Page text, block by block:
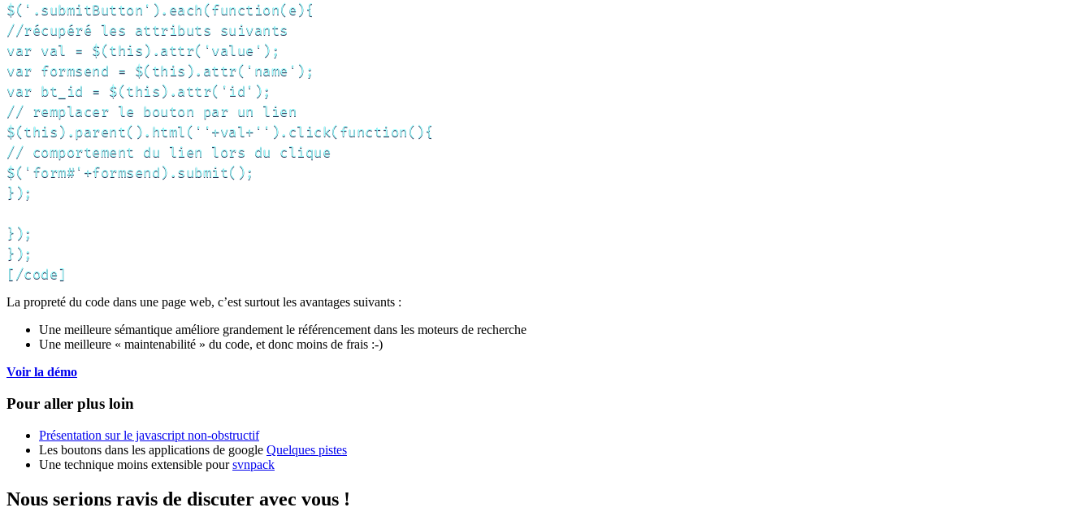
$('.submitButton').each(function(e){
//récupéré les attributs suivants
var val = $(this).attr('value');
var formsend = $(this).attr('name');
var bt_id = $(this).attr('id');
// remplacer le bouton par un lien
$(this).parent().html(''+val+'').click(function(){
// comportement du lien lors du clique
$('form#'+formsend).submit();
});
});
});
[/code]
La propreté du code dans une page web, c’est surtout les avantages suivants :
Une meilleure sémantique améliore grandement le référencement dans les moteurs de recherche
Une meilleure « maintenabilité » du code, et donc moins de frais :-)
Voir la démo
Pour aller plus loin
Présentation sur le javascript non-obstructif
Les boutons dans les applications de google Quelques pistes
Une technique moins extensible poursvnpack
Nous serions ravis de discuter avec vous !